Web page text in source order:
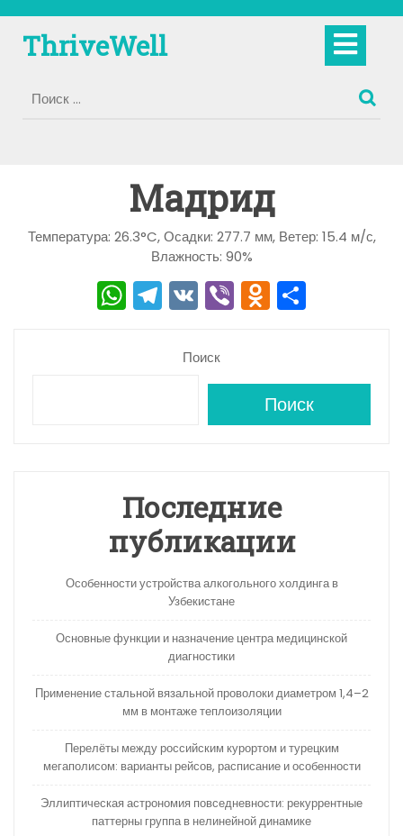
содержимому
ThriveWell
Мадрид
Температура: 26.3°C, Осадки: 277.7 мм, Ветер: 15.4 м/с,
Влажность: 90%
W
h
T
el
e
V
K
Vi
b
O
d
o
kl
a
s
ni
ki
а
в
и
Поиск
Поиск
Последние
публикации
Особенности устройства алкогольного холдинга в
Узбекистане
Основные функции и назначение центра медицинской
диагностики
Применение стальной вязальной проволоки диаметром 1,4–2
мм в монтаже теплоизоляции
Перелёты между российским курортом и турецким
мегаполисом: варианты рейсов, расписание и особенности
Эллиптическая астрономия повседневности: рекуррентные
паттерны группа в нелинейной динамике